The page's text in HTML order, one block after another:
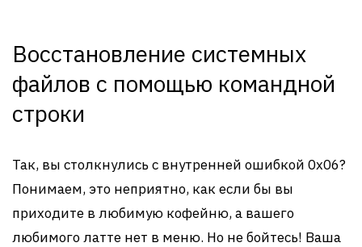
Восстановление системных
файлов с помощью командной
строки
Так, вы столкнулись с внутренней ошибкой 0x06?
Понимаем, это неприятно, как если бы вы
приходите в любимую кофейню, а вашего
любимого латте нет в меню. Но не бойтесь! Ваша